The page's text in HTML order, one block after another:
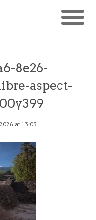
8e26-
aspect-
at 13:03